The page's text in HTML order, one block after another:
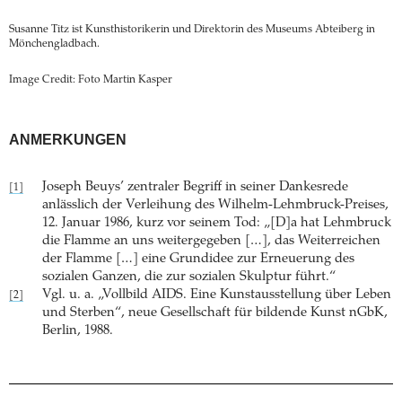
Susanne Titz ist Kunsthistorikerin und Direktorin des Museums Abteiberg in
Mönchengladbach.
Image Credit: Foto Martin Kasper
ANMERKUNGEN
[1]
Joseph Beuys’ zentraler Begriff in seiner Dankesrede
anlässlich der Verleihung des Wilhelm-Lehmbruck-Preises,
12. Januar 1986, kurz vor seinem Tod: „[D]a hat Lehmbruck
die Flamme an uns weitergegeben […], das Weiterreichen
der Flamme […] eine Grundidee zur Erneuerung des
sozialen Ganzen, die zur sozialen Skulptur führt.“
[2]
Vgl. u. a. „Vollbild AIDS. Eine Kunstausstellung über Leben
und Sterben“, neue Gesellschaft für bildende Kunst nGbK,
Berlin, 1988.